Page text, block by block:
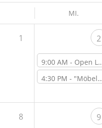
MI.
1 2
9:00 AM - Open Lab Day
4:30 PM - "Möbelbau für Anfänger – die Planung" – Online-Workshop
8 9